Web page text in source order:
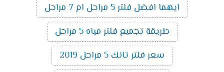
ايهما افضل فلتر 5 مراحل ام 7 مراحل
طريقة تجميع فلتر مياه 5 مراحل
سعر فلتر تانك 5 مراحل 2019